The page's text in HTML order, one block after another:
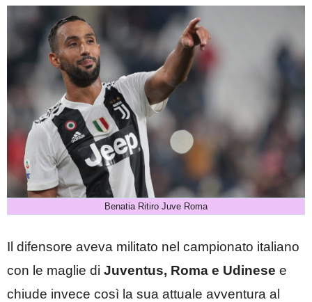
Benatia Ritiro Juve Roma
Il difensore aveva militato nel campionato italiano
con le maglie di Juventus, Roma e Udinese e
chiude invece così la sua attuale avventura al